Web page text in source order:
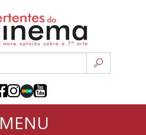
MENU